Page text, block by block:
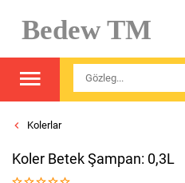
Bedew TM
Kolerlar
Koler Betek Şampan: 0,3L